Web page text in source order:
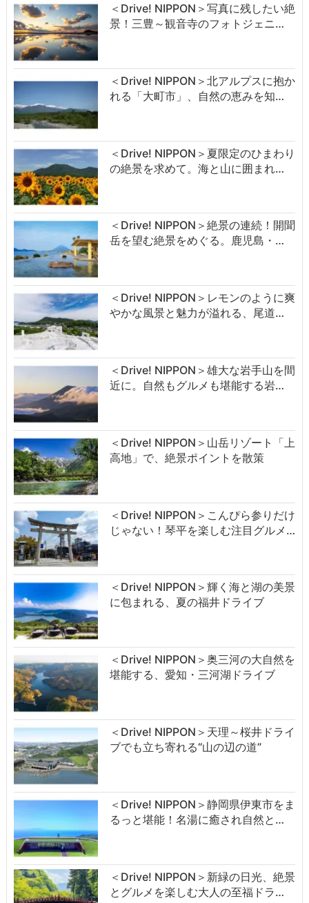
＜Drive! NIPPON＞写真に残したい絶
景！三豊～観音寺のフォトジェニ…
＜Drive! NIPPON＞北アルプスに抱か
れる「大町市」、自然の恵みを知…
＜Drive! NIPPON＞夏限定のひまわり
の絶景を求めて。海と山に囲まれ…
＜Drive! NIPPON＞絶景の連続！開聞
岳を望む絶景をめぐる。鹿児島・…
＜Drive! NIPPON＞レモンのように爽
やかな風景と魅力が溢れる、尾道…
＜Drive! NIPPON＞雄大な岩手山を間
近に。自然もグルメも堪能する岩…
＜Drive! NIPPON＞山岳リゾート「上
高地」で、絶景ポイントを散策
＜Drive! NIPPON＞こんぴら参りだけ
じゃない！琴平を楽しむ注目グルメ…
＜Drive! NIPPON＞輝く海と湖の美景
に包まれる、夏の福井ドライブ
＜Drive! NIPPON＞奥三河の大自然を
堪能する、愛知・三河湖ドライブ
＜Drive! NIPPON＞天理～桜井ドライ
ブでも立ち寄れる“山の辺の道”
＜Drive! NIPPON＞静岡県伊東市をま
るっと堪能！名湯に癒され自然と…
＜Drive! NIPPON＞新緑の日光、絶景
とグルメを楽しむ大人の至福ドラ…